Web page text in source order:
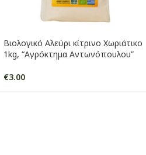
Βιολογικό Αλεύρι κίτρινο Χωριάτικο
1kg, “Αγρόκτημα Αντωνόπουλου”
€3.00